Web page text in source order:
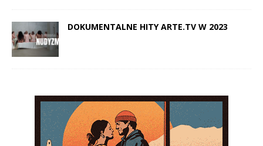
DOKUMENTALNE HITY ARTE.TV W 2023